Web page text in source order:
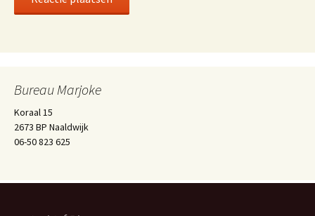
Bureau Marjoke
Koraal 15
2673 BP Naaldwijk
06-50 823 625